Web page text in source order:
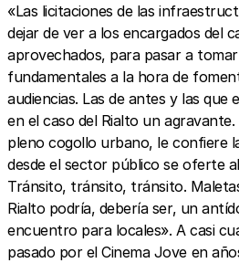
«Las licitaciones de las
dejar de ver a los encargados del
aprovechados, para pasar a
fundamentales a la hora de
audiencias. Las de antes y las que
en el caso del Rialto un
pleno cogollo urbano, le confiere
desde el sector público se oferte
Tránsito, tránsito, tránsito.
Rialto podría, debería ser, un
encuentro para locales». A casi
pasado por el Cinema Jove en